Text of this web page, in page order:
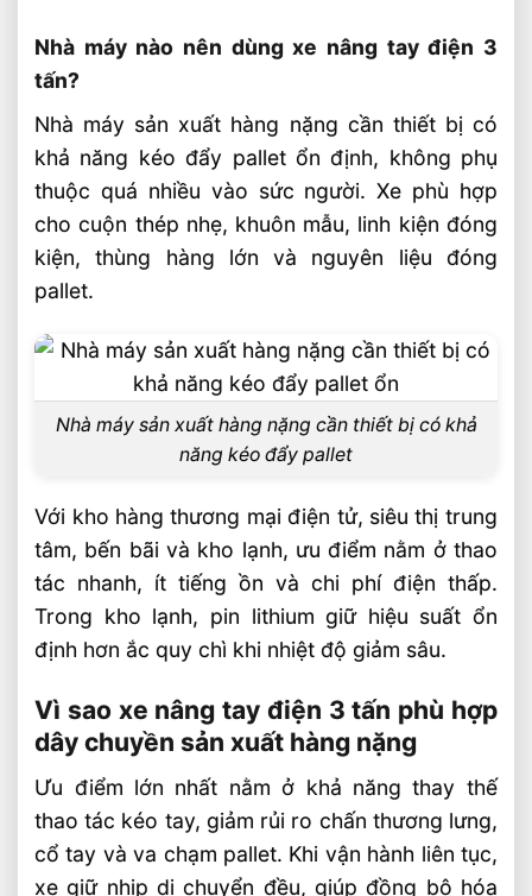
Nhà máy nào nên dùng xe nâng tay điện 3
tấn?
Nhà máy sản xuất hàng nặng cần thiết bị có
khả năng kéo đẩy pallet ổn định, không phụ
thuộc quá nhiều vào sức người. Xe phù hợp
cho cuộn thép nhẹ, khuôn mẫu, linh kiện đóng
kiện, thùng hàng lớn và nguyên liệu đóng
pallet.
Nhà máy sản xuất hàng nặng cần thiết bị có khả
năng kéo đẩy pallet
Với kho hàng thương mại điện tử, siêu thị trung
tâm, bến bãi và kho lạnh, ưu điểm nằm ở thao
tác nhanh, ít tiếng ồn và chi phí điện thấp.
Trong kho lạnh, pin lithium giữ hiệu suất ổn
định hơn ắc quy chì khi nhiệt độ giảm sâu.
Vì sao xe nâng tay điện 3 tấn phù hợp
dây chuyền sản xuất hàng nặng
Ưu điểm lớn nhất nằm ở khả năng thay thế
thao tác kéo tay, giảm rủi ro chấn thương lưng,
cổ tay và va chạm pallet. Khi vận hành liên tục,
xe giữ nhịp di chuyển đều, giúp đồng bộ hóa